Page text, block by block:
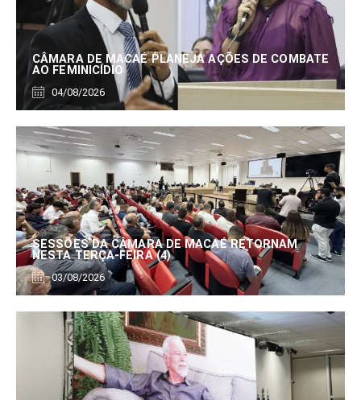
CÂMARA DE MACAÉ PLANEJA AÇÕES DE COMBATE
AO FEMINICÍDIO
04/08/2026
SESSÕES DA CÂMARA DE MACAÉ RETORNAM
NESTA TERÇA-FEIRA (4)
03/08/2026